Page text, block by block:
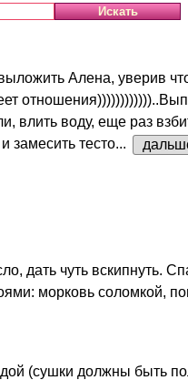
Алена, уверив
влить воду, еще раз
замесить тесто...
дать чуть вскипнуть.
морковь соломкой,
(сушки должны быть